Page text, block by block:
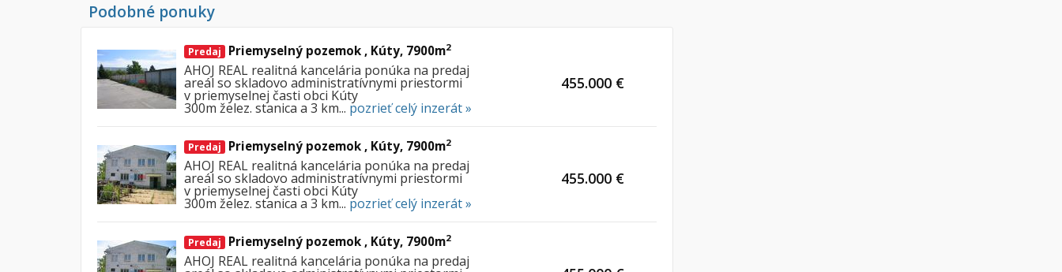
Podobné ponuky
Predaj Priemyselný pozemok , Kúty, 7900m2
AHOJ REAL realitná kancelária ponúka na predaj
areál so skladovo administratívnymi priestormi
v priemyselnej časti obci Kúty
300m želez. stanica a 3 km... pozrieť celý inzerát »
455.000 €
Predaj Priemyselný pozemok , Kúty, 7900m2
AHOJ REAL realitná kancelária ponúka na predaj
areál so skladovo administratívnymi priestormi
v priemyselnej časti obci Kúty
300m želez. stanica a 3 km... pozrieť celý inzerát »
455.000 €
Predaj Priemyselný pozemok , Kúty, 7900m2
AHOJ REAL realitná kancelária ponúka na predaj